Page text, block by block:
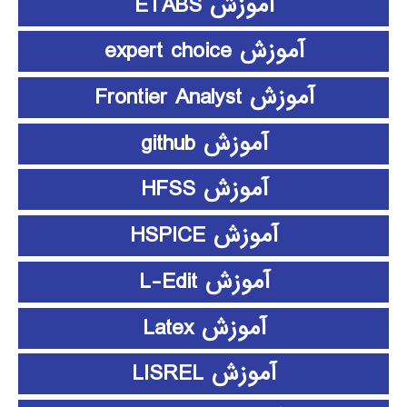
آموزش expert choice
آموزش Frontier Analyst
آموزش github
آموزش HFSS
آموزش HSPICE
آموزش L-Edit
آموزش Latex
آموزش LISREL